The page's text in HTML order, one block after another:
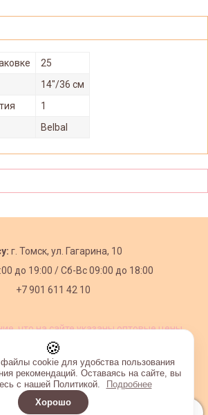
25
14"/36 см
1
Belbal
г. Томск, ул. Гагарина, 10
до 19:00 /Сб-Вс 09:00 до 18:00
+7 901 611 42 10
что на сайте указаны оптовые цены,
🍪
cookie для удобства пользования
рекомендаций. Оставаясь на сайте, вы
с нашей Политикой.
Подробнее
Хорошо